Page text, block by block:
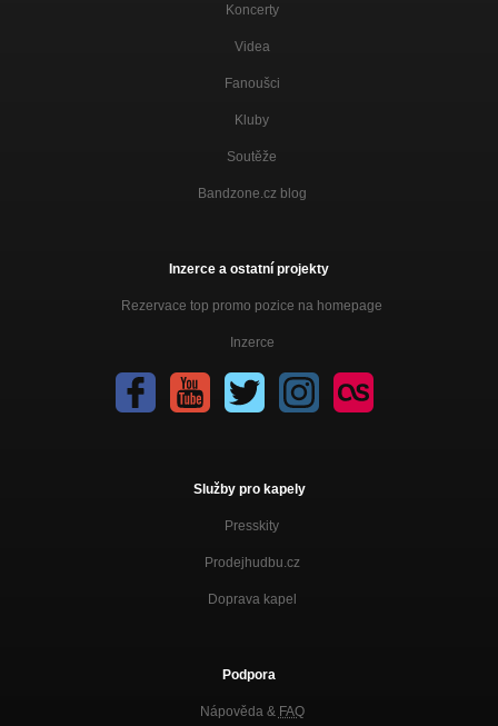
Koncerty
Videa
Fanoušci
Kluby
Soutěže
Bandzone.cz blog
Inzerce a ostatní projekty
Rezervace top promo pozice na homepage
Inzerce
Služby pro kapely
Presskity
Prodejhudbu.cz
Doprava kapel
Podpora
Nápověda & FAQ